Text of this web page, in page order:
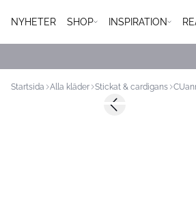
NYHETER SHOP INSPIRATION
Startsida Alla kläder Stickat & cardigans
Previous slide